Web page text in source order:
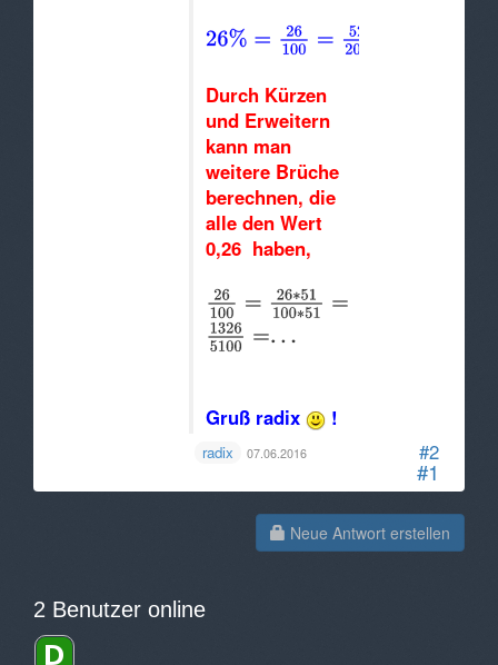
#1
#2
Durch Kürzen
und Erweitern
kann man
weitere Brüche
berechnen, die
alle den Wert
0,26 haben,
Gruß radix !
radix 07.06.2016
Neue Antwort erstellen
2 Benutzer online